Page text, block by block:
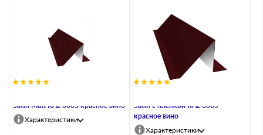
Satin Мatt RAL 3005 красное вино
Характеристики
Satin с пленкой RAL 3005
красное вино
Характеристики